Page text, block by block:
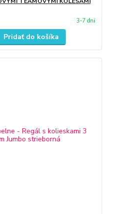
3-7 dni
Pridať do košíka